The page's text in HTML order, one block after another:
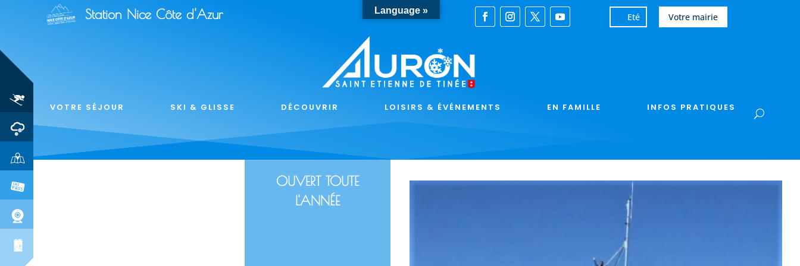
Station Nice Côte d'Azur Eté Votre mairie
VOTRE SÉJOUR SKI & GLISSE DÉCOUVRIR LOISIRS & ÉVÉNEMENTS EN FAMILLE INFOS PRATIQUES
OUVERT TOUTE
L'ANNÉE
Language »